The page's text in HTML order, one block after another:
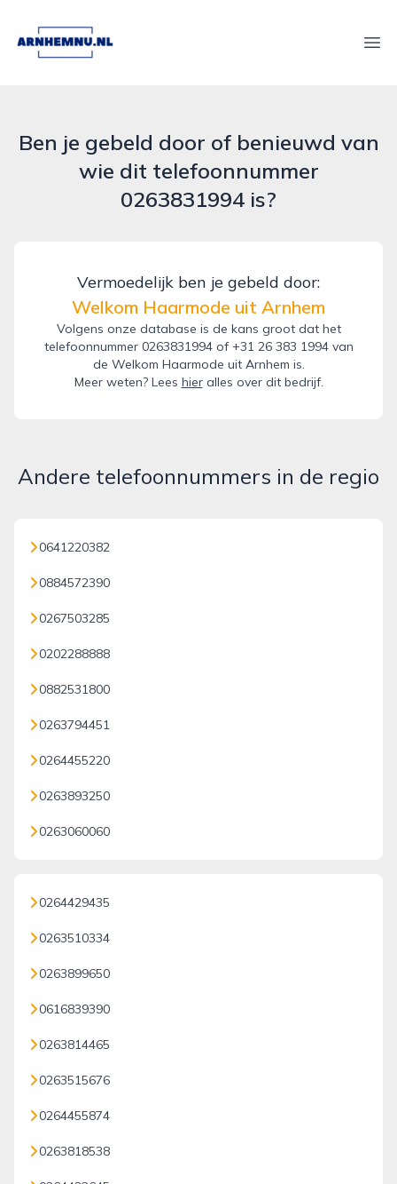
arnhemnu.nl
Ben je gebeld door of benieuwd van
wie dit telefoonnummer
0263831994 is?
Vermoedelijk ben je gebeld door:
Welkom Haarmode uit Arnhem
Volgens onze database is de kans groot dat het
telefoonnummer 0263831994 of +31 26 383 1994 van
de Welkom Haarmode uit Arnhem is.
Meer weten? Lees hieralles over dit bedrijf.
Andere telefoonnummers in de regio
0641220382
0884572390
0267503285
0202288888
0882531800
0263794451
0264455220
0263893250
0263060060
0264429435
0263510334
0263899650
0616839390
0263814465
0263515676
0264455874
0263818538